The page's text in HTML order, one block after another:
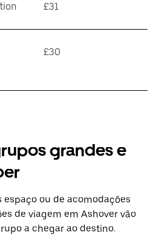
£31
£30
grandes e
espaço ou de acomodações
de viagem em Ashover vão
a chegar ao destino.